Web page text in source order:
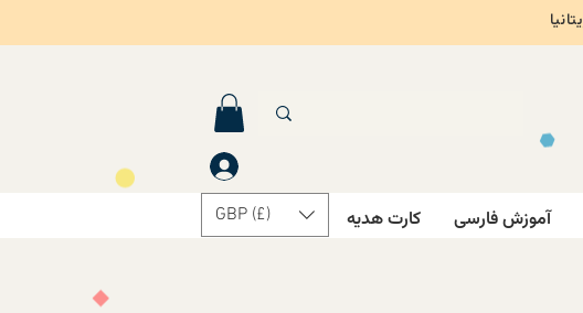
آموزش فارسی کارت هدیه درباره ماGBP (£)